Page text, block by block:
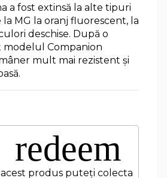
a fost extinsă la alte tipuri
MG la oranj fluorescent, la
deschise. După o
modelul Companion
mult mai rezistent şi
redeem
produs puteți colecta